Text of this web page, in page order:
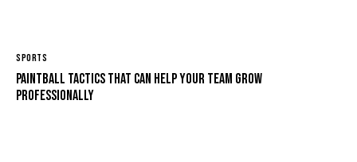
SPORTS
Paintball tactics that can help your team grow
professionally